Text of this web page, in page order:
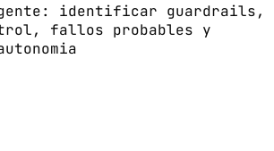
identificar guardrails,
fallos probables y